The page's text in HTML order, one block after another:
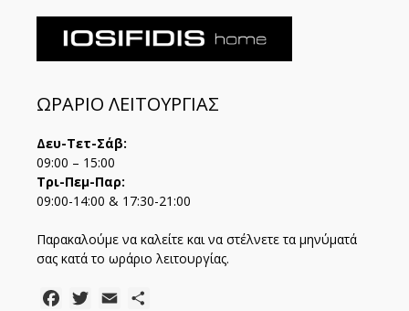
ΩΡΑΡΙΟ ΛΕΙΤΟΥΡΓΙΑΣ
Δευ-Τετ-Σάβ:
09:00 – 15:00
Τρι-Πεμ-Παρ:
09:00-14:00 & 17:30-21:00
Παρακαλούμε να καλείτε και να στέλνετε τα μηνύματά
σας κατά το ωράριο λειτουργίας.
FacebookTwitter
Email